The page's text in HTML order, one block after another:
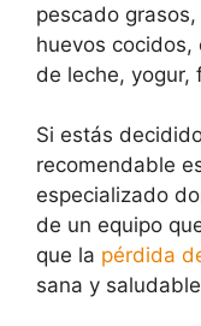
pescado
huevos
de leche, yogur,
Si estás
recomendable
especializado
de un equipo
que la pérdida
sana y